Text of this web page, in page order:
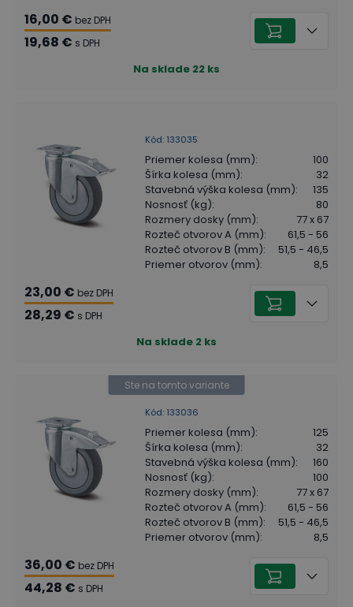
16,00 € bez DPH
19,68 € s DPH
Na sklade 22 ks
Kód: 133035
Priemer kolesa (mm):
100
Šírka kolesa (mm):
32
Stavebná výška kolesa (mm):
135
Nosnosť (kg):
80
Rozmery dosky (mm):
77 x 67
Rozteč otvorov A (mm):
61,5 - 56
Rozteč otvorov B (mm):
51,5 - 46,5
Priemer otvorov (mm): 8,5
23,00 € bez DPH
28,29 € s DPH
Na sklade 2 ks
Kód: 133036
Ste na tomto variante
Priemer kolesa (mm):
125
Šírka kolesa (mm):
32
Stavebná výška kolesa (mm):
160
Nosnosť (kg):
100
Rozmery dosky (mm):
77 x 67
Rozteč otvorov A (mm):
61,5 - 56
Rozteč otvorov B (mm):
51,5 - 46,5
Priemer otvorov (mm): 8,5
36,00 € bez DPH
44,28 € s DPH